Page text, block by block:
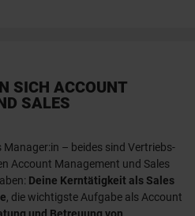
SICH ACCOUNT
SALES
– beides sind Vertriebs-
Account Management und Sales
Deine Kerntätigkeit als Sales
, die wichtigste Aufgabe als Account